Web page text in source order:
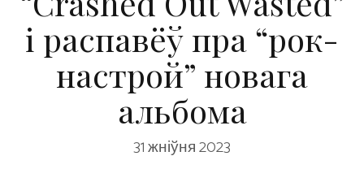
і распавёў пра “рок-
настрой” новага
альбома
31 жніўня 2023